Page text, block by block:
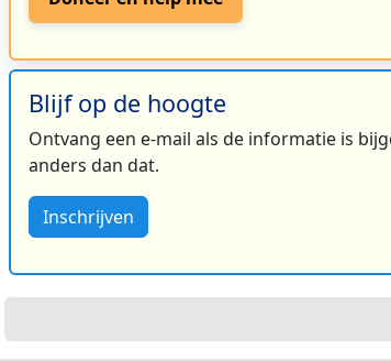
Blijf op de hoogte
Ontvang een e-mail als de informatie is
anders dan dat.
Inschrijven